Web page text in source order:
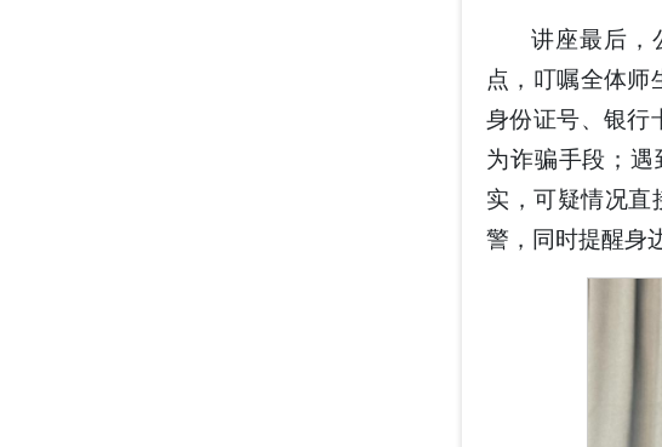
讲座最后，
点，叮嘱全体师
身份证号、银行
为诈骗手段；
实，可疑情况直
警，同时提醒身